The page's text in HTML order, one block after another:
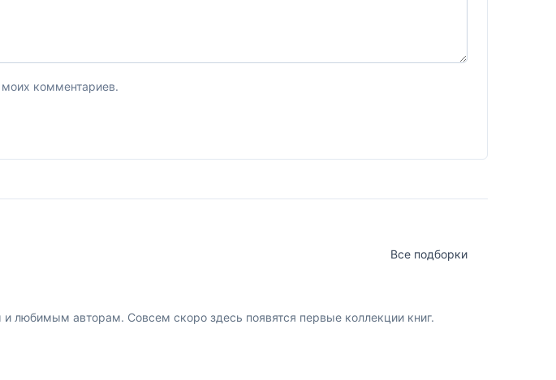
комментариев.
Все подборки
авторам. Совсем скоро здесь появятся первые коллекции книг.